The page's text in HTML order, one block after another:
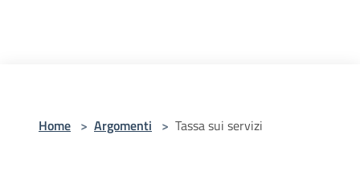
Home > Argomenti > Tassa sui servizi